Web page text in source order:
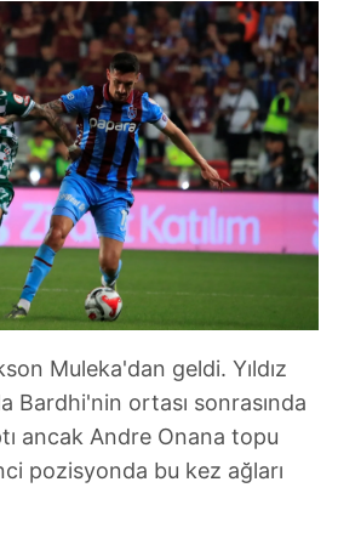
Muleka'dan geldi. Yıldız
Bardhi'nin ortası sonrasında
ancak Andre Onana topu
pozisyonda bu kez ağları